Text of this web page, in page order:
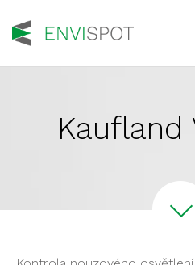
Kaufland